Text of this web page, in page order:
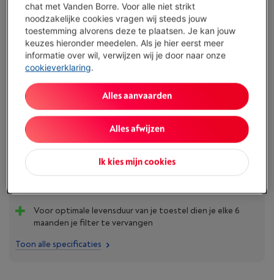
Beperkt beschikbaar -Bekijk voorraad
€ 12,99
Koop nu
Vergelijken
Voor optimale levensduur van je toestel dien je elke 6
maanden je filter te vervangen
Toon alle specificaties
chat met Vanden Borre. Voor alle niet strikt
noodzakelijke cookies vragen wij steeds jouw
toestemming alvorens deze te plaatsen. Je kan jouw
keuzes hieronder meedelen. Als je hier eerst meer
informatie over wil, verwijzen wij je door naar onze
cookieverklaring.
Ik kies mijn cookies
Alles afwijzen
Alles aanvaarden